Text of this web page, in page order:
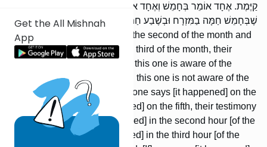
Get the All Mishnah
App
קַיֶּמֶת. אֶחָד אוֹמֵר בְּחָמֵשׁ וְאֶחָד אוֹמֵר בְּשֶׁבַע, עֵדוּתָן בְּטֵלָה,
שֶׁבְּחָמֵשׁ חַמָּה בַמִּזְרָח וּבְשֶׁבַע חַמָּה בַמַּעֲרָב.
[If] one says [it happened] on the second of the month and
one says [it happened] on the third of the month, their
testimony is upheld, because this one is aware of the
intercalation of the month and this one is not aware of the
intercalation of the month. [If] one says [it happened] on the
third and one says [it happened] on the fifth, their testimony
is null. [If] one says [it happened] in the second hour [of the
day] and one says [it happened] in the third hour [of the